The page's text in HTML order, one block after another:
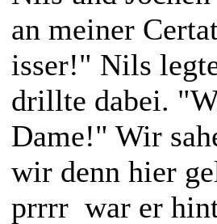
an meiner
isser!" Nils
drillte dabei.
Dame!" Wir
wir denn hier
prrrr war er